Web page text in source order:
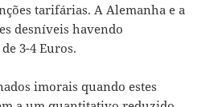
tarifárias. A Alemanha e a
desníveis havendo
3-4 Euros.
imorais quando estes